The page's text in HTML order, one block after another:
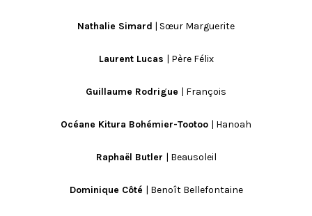
Nathalie Simard | Sœur Marguerite
Laurent Lucas | Père Félix
Guillaume Rodrigue | François
Océane Kitura Bohémier-Tootoo | Hanoah
Raphaël Butler | Beausoleil
Dominique Côté | Benoît Bellefontaine